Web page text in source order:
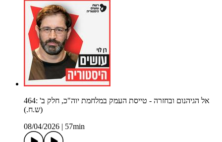
464: אל הגיהנום ובחזרה - טייסת העמק במלחמת יוה"כ, חלק ב'
(ש.ח.)
08/04/2026
57min